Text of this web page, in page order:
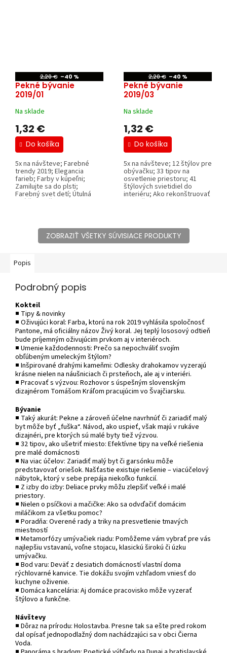
2,20 € –40 %
Pekné bývanie
2019/01
Na sklade
1,32 €
Do košíka
5x na návšteve; Farebné
trendy 2019; Elegancia
farieb; Farby v kúpeľni;
Zamilujte sa do plsti;
Farebný svet detí; Útulná
spálňa pre ženu;...
2,20 € –40 %
Pekné bývanie
2019/03
Na sklade
1,32 €
Do košíka
5x na návšteve; 12 štýlov pre
obývačku; 33 tipov na
osvetlenie priestoru; 41
štýlových svietidiel do
interiéru; Ako rekonštruovať
kuchyňu...
ZOBRAZIŤ VŠETKY SÚVISIACE PRODUKTY
Popis
Podrobný popis
Kokteil
■ Tipy & novinky
■ Oživujúci koral: Farba, ktorú na rok 2019 vyhlásila spoločnosť
Pantone, má oficiálny názov Živý koral. Jej teplý lososový odtieň
bude príjemným oživujúcim prvkom aj v interiéroch.
■ Umenie každodennosti: Prečo sa nepochváliť svojím
obľúbeným umeleckým štýlom?
■ Inšpirované drahými kameňmi: Odlesky drahokamov vyzerajú
krásne nielen na náušniciach či prsteňoch, ale aj v interiéri.
■ Pracovať s výzvou: Rozhovor s úspešným slovenským
dizajnérom Tomášom Kráľom pracujúcim vo Švajčiarsku.
Bývanie
■ Taký akurát: Pekne a zároveň účelne navrhnúť či zariadiť malý
byt môže byť „fuška“. Návod, ako uspieť, však majú v rukáve
dizajnéri, pre ktorých sú malé byty tiež výzvou.
■ 32 tipov, ako ušetriť miesto: Efektívne tipy na veľké riešenia
pre malé domácnosti
■ Na viac účelov: Zariadiť malý byt či garsónku môže
predstavovať oriešok. Našťastie existuje riešenie – viacúčelový
nábytok, ktorý v sebe prepája niekoľko funkcií.
■ Z izby do izby: Deliace prvky môžu zlepšiť veľké i malé
priestory.
■ Nielen o psíčkovi a mačičke: Ako sa odvďačiť domácim
miláčikom za všetku pomoc?
■ Poradňa: Overené rady a triky na presvetlenie tmavých
miestností
■ Metamorfózy umývačiek riadu: Pomôžeme vám vybrať pre vás
najlepšiu vstavanú, voľne stojacu, klasickú širokú či úzku
umývačku.
■ Bod varu: Deväť z desiatich domácností vlastní doma
rýchlovarné kanvice. Tie dokážu svojím vzhľadom vniesť do
kuchyne oživenie.
■ Domáca kancelária: Aj domáce pracovisko môže vyzerať
štýlovo a funkčne.
Návštevy
■ Dôraz na prírodu: Holostavba. Presne tak sa ešte pred rokom
dal opísať jednopodlažný dom nachádzajúci sa v obci Čierna
Voda.